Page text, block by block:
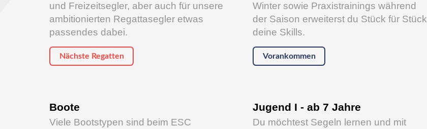
und Freizeitsegler, aber auch für unsere
ambitionierten Regattasegler etwas
passendes dabei.
Nächste Regatten
Winter sowie Praxistrainings während
der Saison erweiterst du Stück für Stück
deine Skills.
Vorankommen
Boote
Viele Bootstypen sind beim ESC
Jugend I - ab 7 Jahre
Du möchtest Segeln lernen und mit